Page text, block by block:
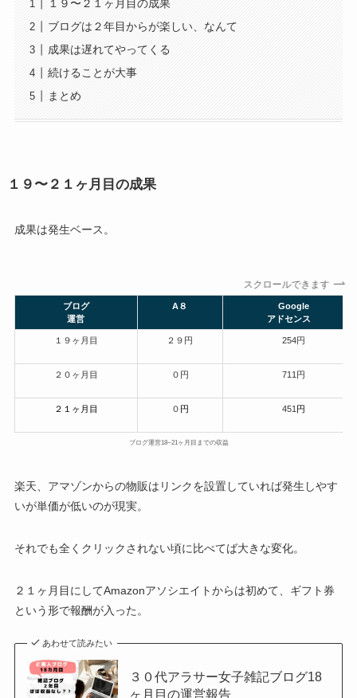
１９〜２１ヶ月目の成果
ブログは２年目からが楽しい、なんて
成果は遅れてやってくる
続けることが大事
まとめ
１９〜２１ヶ月目の成果
成果は発生ベース。
スクロールできます
ブログ
運営
A８
Google
アドセンス
１９ヶ月目 ２９円 254円
２０ヶ月目 ０円 711円
２１ヶ月目 ０ 円 451円
ブログ運営18~21ヶ月目までの収益
楽天、アマゾンからの物販はリンクを設置していれば発生しやす
いが単価が低いのが現実。
それでも全くクリックされない頃に比べてば大きな変化。
２１ヶ月目にしてAmazonアソシエイトからは初めて、ギフト券
という形で報酬が入った。
あわせて読みたい
３０代アラサー女子雑記ブログ18
ヶ月目の運営報告